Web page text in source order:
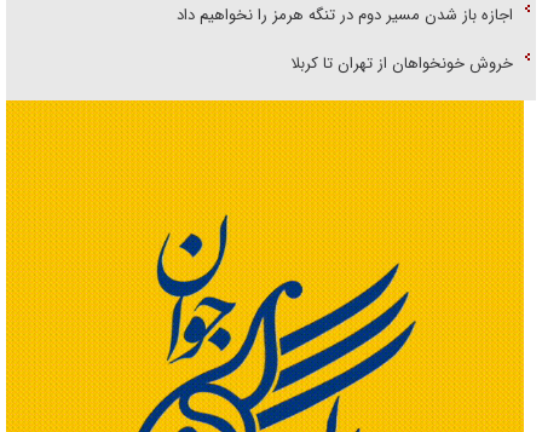
اجازه باز شدن مسیر دوم در تنگه هرمز را نخواهیم داد
خروش خونخواهان از تهران تا کربلا